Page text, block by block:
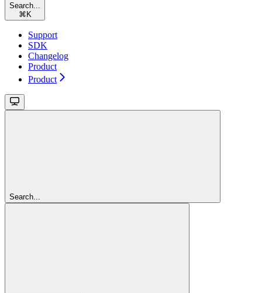
Search...
⌘ K
Support
SDK
Changelog
Product
Product
Search...